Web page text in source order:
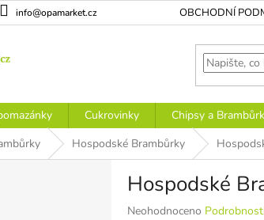
info@opamarket.cz OBCHODNÍ
Cukrovinky Chipsy a
Hospodské Brambůrky
Hospodské
Průměrné
Neohodnoceno